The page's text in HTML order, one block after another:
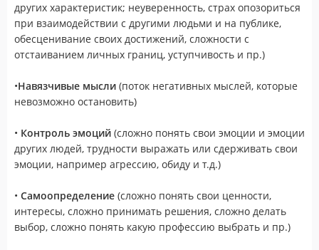
других характеристик; неуверенность, страх опозориться
при взаимодействии с другими людьми и на публике,
обесценивание своих достижений, сложности с
отстаиванием личных границ, уступчивость и пр.)
•Навязчивые мысли (поток негативных мыслей, которые
невозможно остановить)
• Контроль эмоций (сложно понять свои эмоции и эмоции
других людей, трудности выражать или сдерживать свои
эмоции, например агрессию, обиду и т.д.)
• Самоопределение (сложно понять свои ценности,
интересы, сложно принимать решения, сложно делать
выбор, сложно понять какую профессию выбрать и пр.)